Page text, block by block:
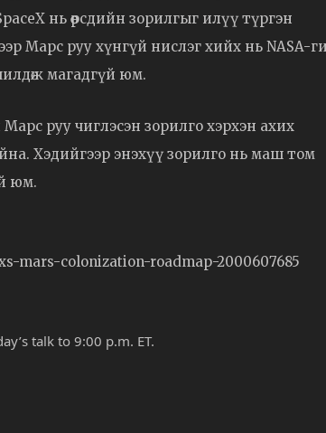
нь өөрсдийн зорилгыг илүү түргэн
Марс руу хүнгүй нислэг хийх нь NASA-
магадгүй юм.
руу чиглэсэн зорилго хэрхэн ахих
Хэдийгээр энэхүү зорилго нь маш том
юм.
mars-colonization-roadmap-2000607685
talk to 9:00 p.m. ET.